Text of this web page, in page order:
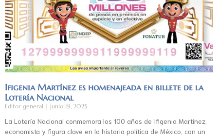
Ifigenia Martínez es homenajeada en billete de la
Lotería Nacional
Editor general junio 19, 2025
La Lotería Nacional conmemora los 100 años de Ifigenia Martínez,
economista y figura clave en la historia política de México, con un